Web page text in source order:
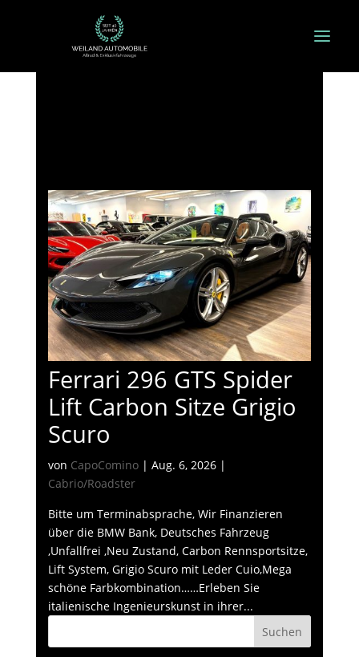
Ferrari 296 GTS Spider
Lift Carbon Sitze Grigio
Scuro
von CapoComino| Aug. 6, 2026|
Cabrio/Roadster
Bitte um Terminabsprache, Wir Finanzieren
über die BMW Bank, Deutsches Fahrzeug
,Unfallfrei ,Neu Zustand, Carbon Rennsportsitze,
Lift System, Grigio Scuro mit Leder Cuio,Mega
schöne Farbkombination……Erleben Sie
italienische Ingenieurskunst in ihrer...
Suchen